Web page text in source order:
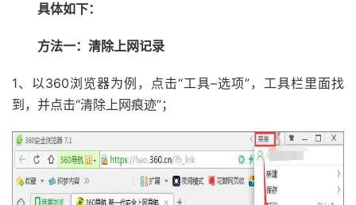
具体如下：
方法一：清除上网记录
1、以360浏览器为例，点击“工具–选项”，工具栏里面找
到，并点击“清除上网痕迹”；